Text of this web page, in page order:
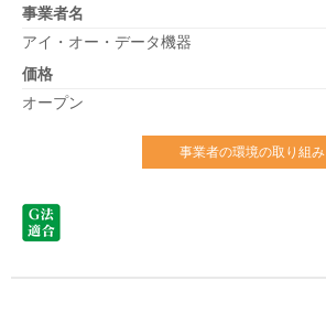
事業者名
アイ・オー・データ機器
価格
オープン
事業者の環境の取り組み